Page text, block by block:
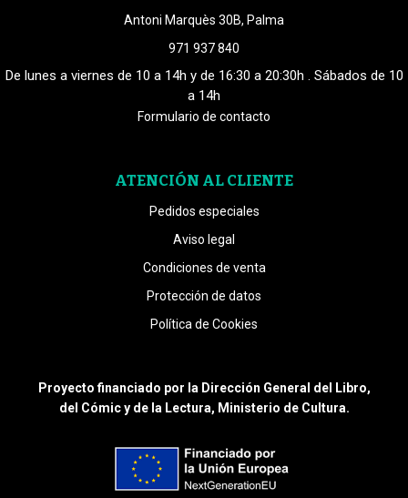
Antoni Marquès 30B, Palma
971 937 840
De lunes a viernes de 10 a 14h y de 16:30 a 20:30h . Sábados de 10
a 14h
Formulario de contacto
ATENCIÓN AL CLIENTE
Pedidos especiales
Aviso legal
Condiciones de venta
Protección de datos
Política de Cookies
Proyecto financiado por la Dirección General del Libro,
del Cómic y de la Lectura, Ministerio de Cultura.